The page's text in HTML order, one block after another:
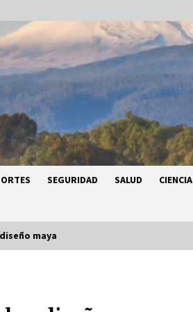
SEGURIDAD SALUD CIENCIA
maya